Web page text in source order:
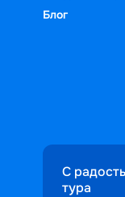
Блог
С
тура